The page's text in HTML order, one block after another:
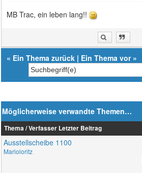
MB Trac, ein leben lang!!
« Ein Thema zurück | Ein Thema vor»
Möglicherweise verwandte Themen…
Thema / Verfasser Letzter Beitrag
Ausstellscheibe 1100
Marioloritz